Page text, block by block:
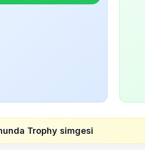
Trophy simgesi